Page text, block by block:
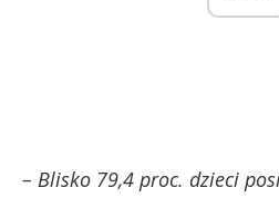
– Blisko 79,4 proc. dzieci